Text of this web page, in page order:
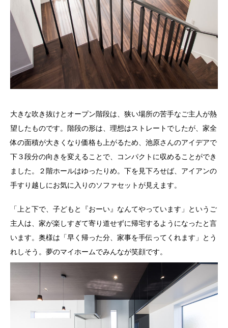
大きな吹き抜けとオープン階段は、狭い場所の苦手なご主人が熱
望したものです。階段の形は、理想はストレートでしたが、家全
体の面積が大きくなり価格も上がるため、池原さんのアイデアで
下３段分の向きを変えることで、コンパクトに収めることができ
ました。２階ホールはゆったりめ。下を見下ろせば、アイアンの
手すり越しにお気に入りのソファセットが見えます。
「上と下で、子どもと『おーい』なんてやっています」というご
主人は、家が楽しすぎて寄り道せずに帰宅するようになったと言
います。奥様は「早く帰った分、家事を手伝ってくれます」とう
れしそう。夢のマイホームでみんなが笑顔です。